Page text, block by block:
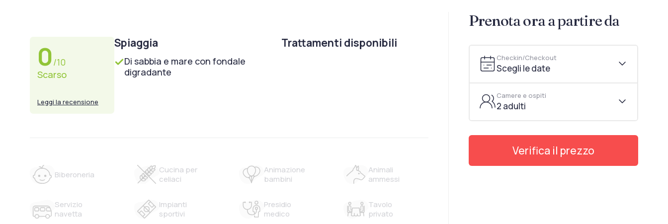
Prenota ora a partire da
Checkin/Checkout
Scegli le date
Camere e ospiti
2 adulti
Verifica il prezzo
0/10
Scarso
Leggi la recensione
Spiaggia
Di sabbia e mare con fondale
digradante
Trattamenti disponibili
Biberoneria
Cucina per
celiaci
Animazione
bambini
Animali
ammessi
Servizio
navetta
Impianti
sportivi
Presidio
medico
Tavolo
privato